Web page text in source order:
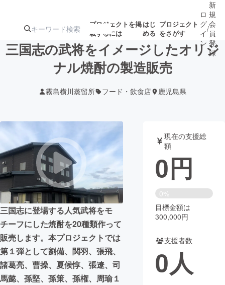
プロジェクトを掲
載するには
はじ
める
プロジェクト
をさがす
注目のリ
ターン
注目の新着プロ
ジェクト
募集終了が近いプ
ロジェクト
されます
音楽
テクノロジー・ガジェット ゲーム・サ
映像・映画 書籍・雑誌
ビジネス・起業 チャレンジ
まちづくり・地域活性化
CAMPFIRE for Social Good
CAMPFIRE Creation
ロ
グ
イ
ン
/
新
規
会
員
登
録
三国志の武将をイメージしたオリジ
ナル焼酎の製造販売
霧島横川蒸留所 フード・飲食店 鹿児島県
三国志に登場する人気武将をモ
チーフにした焼酎を20種類作って
販売します。本プロジェクトでは
第１弾として劉備、関羽、張飛、
諸葛亮、曹操、夏候惇、張遼、司
馬懿、孫堅、孫策、孫権、周瑜１
現在の支援総
額
0円
0%
目標金額は
300,000円
支援者数
0人